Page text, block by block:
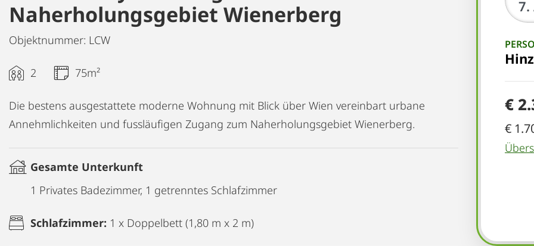
€
€
Naherholungsgebiet Wienerberg
Objektnummer: LCW
2 75m²
Die bestens ausgestattete moderne Wohnung mit Blick über Wien vereinbart urbane
Annehmlichkeiten und fussläufigen Zugang zum Naherholungsgebiet Wienerberg.
Gesamte Unterkunft
1 Privates Badezimmer, 1 getrenntes Schlafzimmer
Schlafzimmer: 1 x Doppelbett (1,80 m x 2 m)